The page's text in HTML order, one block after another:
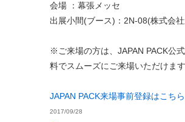
会場 ：幕張メッセ
出展小間(ブース)：2N-08(株式会
※ご来場の方は、JAPAN PACK公
料でスムーズにご来場いただけま
JAPAN PACK来場事前登録はこち
2017/09/28